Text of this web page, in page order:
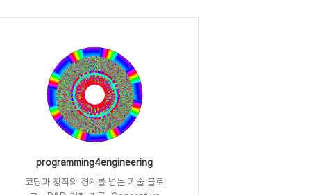
programming4engineering
코딩과 창작의 경계를 넘는 기술 블로